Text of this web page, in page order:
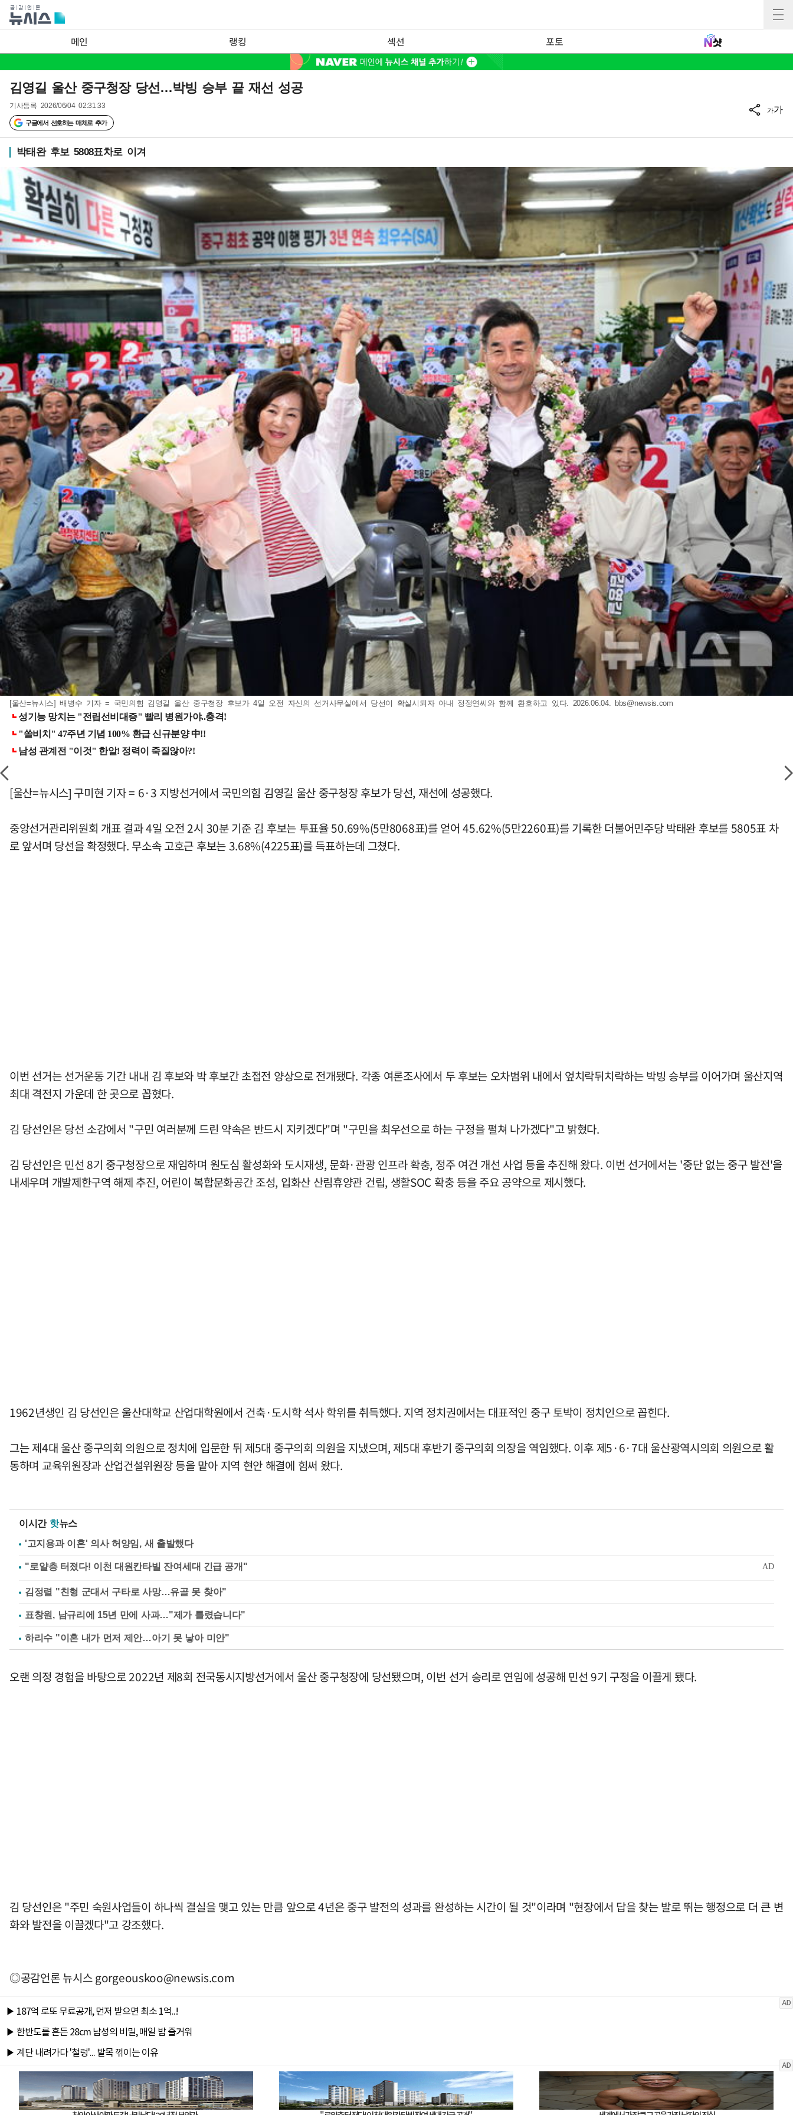
메인 랭킹 섹션 포토
김영길 울산 중구청장 당선…박빙 승부 끝 재선 성공
기사등록 2026/06/04 02:31:33
구글에서 선호하는 매체로 추가
가가
박태완 후보 5808표차로 이겨
[울산=뉴시스] 배병수 기자 = 국민의힘 김영길 울산 중구청장 후보가 4일 오전 자신의 선거사무실에서 당선이 확실시되자 아내 정정연씨와 함께 환호하고 있다. 2026.06.04. bbs@newsis.com
[울산=뉴시스] 구미현 기자 = 6·3 지방선거에서 국민의힘 김영길 울산 중구청장 후보가 당선, 재선에 성공했다.
중앙선거관리위원회 개표 결과 4일 오전 2시 30분 기준 김 후보는 투표율 50.69%(5만8068표)를 얻어 45.62%(5만2260표)를 기록한 더불어민주당 박태완 후보를 5805표 차
로 앞서며 당선을 확정했다. 무소속 고호근 후보는 3.68%(4225표)를 득표하는데 그쳤다.
이번 선거는 선거운동 기간 내내 김 후보와 박 후보간 초접전 양상으로 전개됐다. 각종 여론조사에서 두 후보는 오차범위 내에서 엎치락뒤치락하는 박빙 승부를 이어가며 울산지역
최대 격전지 가운데 한 곳으로 꼽혔다.
김 당선인은 당선 소감에서 "구민 여러분께 드린 약속은 반드시 지키겠다"며 "구민을 최우선으로 하는 구정을 펼쳐 나가겠다"고 밝혔다.
김 당선인은 민선 8기 중구청장으로 재임하며 원도심 활성화와 도시재생, 문화·관광 인프라 확충, 정주 여건 개선 사업 등을 추진해 왔다. 이번 선거에서는 '중단 없는 중구 발전'을
내세우며 개발제한구역 해제 추진, 어린이 복합문화공간 조성, 입화산 산림휴양관 건립, 생활SOC 확충 등을 주요 공약으로 제시했다.
1962년생인 김 당선인은 울산대학교 산업대학원에서 건축·도시학 석사 학위를 취득했다. 지역 정치권에서는 대표적인 중구 토박이 정치인으로 꼽힌다.
그는 제4대 울산 중구의회 의원으로 정치에 입문한 뒤 제5대 중구의회 의원을 지냈으며, 제5대 후반기 중구의회 의장을 역임했다. 이후 제5·6·7대 울산광역시의회 의원으로 활
동하며 교육위원장과 산업건설위원장 등을 맡아 지역 현안 해결에 힘써 왔다.
이시간 핫뉴스
'고지용과 이혼' 의사 허양임, 새 출발했다
김정렬 "친형 군대서 구타로 사망…유골 못 찾아"
표창원, 남규리에 15년 만에 사과…"제가 틀렸습니다"
하리수 "이혼 내가 먼저 제안…아기 못 낳아 미안"
오랜 의정 경험을 바탕으로 2022년 제8회 전국동시지방선거에서 울산 중구청장에 당선됐으며, 이번 선거 승리로 연임에 성공해 민선 9기 구정을 이끌게 됐다.
김 당선인은 "주민 숙원사업들이 하나씩 결실을 맺고 있는 만큼 앞으로 4년은 중구 발전의 성과를 완성하는 시간이 될 것"이라며 "현장에서 답을 찾는 발로 뛰는 행정으로 더 큰 변
화와 발전을 이끌겠다"고 강조했다.
◎공감언론 뉴시스gorgeouskoo@newsis.com